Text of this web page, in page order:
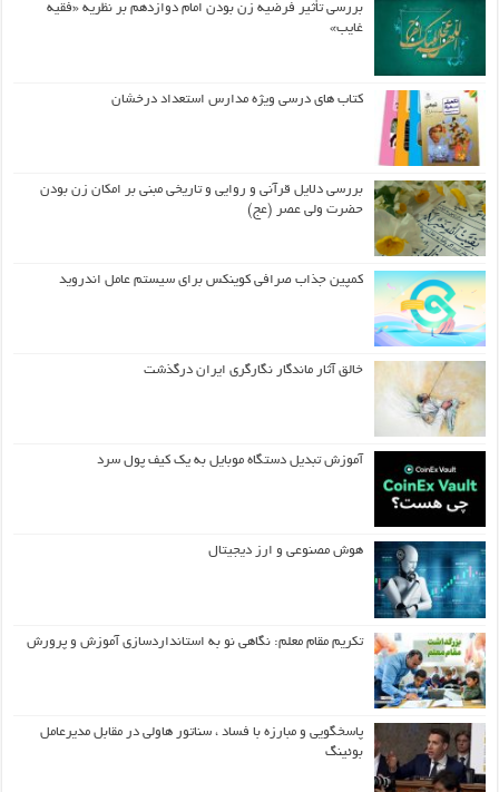
بررسی تأثیر فرضیه زن بودن امام دوازدهم بر نظریه «فقیه
غایب»
کتاب های درسی ویژه مدارس استعداد درخشان
بررسی دلایل قرآنی و روایی و تاریخی مبنی بر امکان زن بودن
حضرت ولی عصر (عج)
کمپین جذاب صرافی کوینکس برای سیستم عامل اندروید
خالق آثار ماندگار نگارگری ایران درگذشت
آموزش تبدیل دستگاه موبایل به یک کیف‌ پول سرد
هوش مصنوعی و ارز دیجیتال
تکریم مقام معلم: نگاهی نو به استانداردسازی آموزش و پرورش
پاسخگویی و مبارزه با فساد ، سناتور هاولی در مقابل مدیرعامل
بوئینگ